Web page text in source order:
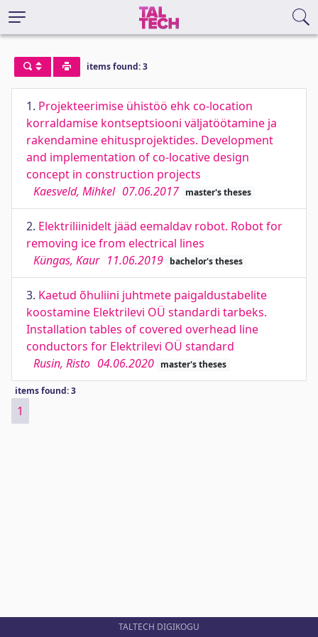
items found: 3
1. Projekteerimise ühistöö ehk co-location
korraldamise kontseptsiooni väljatöötamine ja
rakendamine ehitusprojektides. Development
and implementation of co-locative design
concept in construction projects
Kaesveld, Mihkel 07.06.2017 master's theses
2. Elektriliinidelt jääd eemaldav robot. Robot for
removing ice from electrical lines
Küngas, Kaur 11.06.2019 bachelor's theses
3. Kaetud õhuliini juhtmete paigaldustabelite
koostamine Elektrilevi OÜ standardi tarbeks.
Installation tables of covered overhead line
conductors for Elektrilevi OÜ standard
Rusin, Risto 04.06.2020 master's theses
items found: 3
1
TALTECH DIGIKOGU